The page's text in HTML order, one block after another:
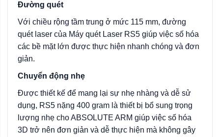
Đường quét
Với ​​chiều rộng tầm trung ở mức 115 mm, đường
quét laser của Máy quét Laser RS5 giúp việc số hóa
các bề mặt lớn được thực hiện nhanh chóng và đơn
giản.
Chuyển động nhẹ
Được thiết kế để mang lại sự nhẹ nhàng và dễ sử
dụng, RS5 nặng 400 gram là thiết bị bổ sung trọng
lượng nhẹ cho ABSOLUTE ARM giúp việc số hóa
3D trở nên đơn giản và dễ thực hiện mà không gây